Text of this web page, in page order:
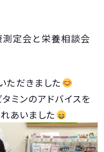
測定会と栄養相談会
ただきました
ミンのアドバイスを
あいました